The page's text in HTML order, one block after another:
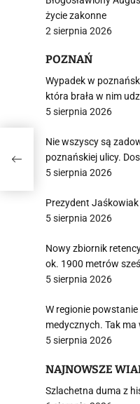
życie zakonne
2 sierpnia 2026
POZNAŃ
Wypadek w
która brała w nim
5 sierpnia 2026
Nie wszyscy są
poznańskiej ulicy.
5 sierpnia 2026
Prezydent
5 sierpnia 2026
Nowy zbiornik
ok. 1900 metrów
5 sierpnia 2026
W regionie
medycznych. Tak
5 sierpnia 2026
NAJNOWSZE
Szlachetna duma z